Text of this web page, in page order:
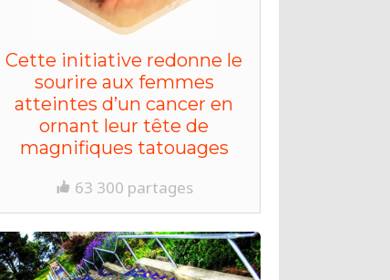
Cette initiative redonne le
sourire aux femmes
atteintes d’un cancer en
ornant leur tête de
magnifiques tatouages
63 300 partages